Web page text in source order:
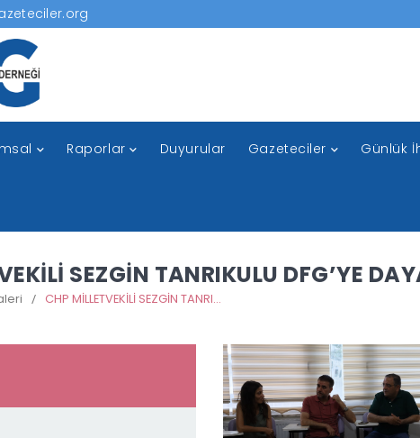
Raporlar Duyurular Gazeteciler Günlük
SEZGİN TANRIKULU DFG’YE
/ CHP MİLLETVEKİLİ SEZGİN TANRIKULU DFG’YE DAYANIŞMA ZİYARETİNDE BULUNDU